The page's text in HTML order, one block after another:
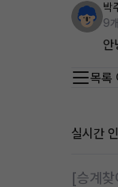
박
9
안
목록
실시간
[승계찾